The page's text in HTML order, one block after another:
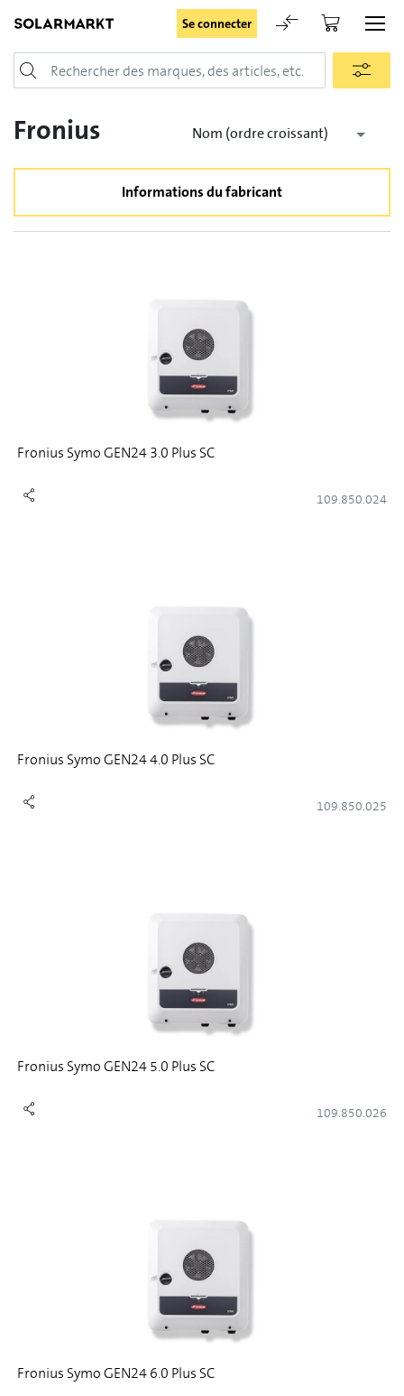
Se connecter
Login
Demande d'enregistrement pour login
Fronius Nom (ordre croissant)
Informations du fabricant
Fronius Symo GEN24 3.0 Plus SC
109.850.024
Fronius Symo GEN24 4.0 Plus SC
109.850.025
Fronius Symo GEN24 5.0 Plus SC
109.850.026
Fronius Symo GEN24 6.0 Plus SC